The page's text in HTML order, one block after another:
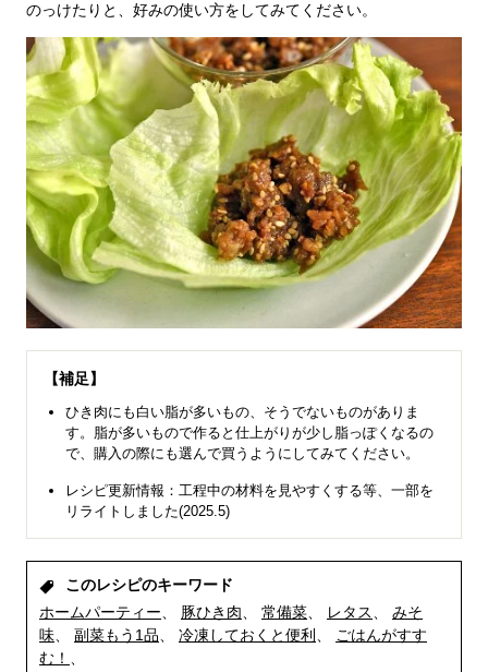
のっけたりと、好みの使い方をしてみてください。
【補足】
ひき肉にも白い脂が多いもの、そうでないものがありま
す。脂が多いもので作ると仕上がりが少し脂っぽくなるの
で、購入の際にも選んで買うようにしてみてください。
レシピ更新情報：工程中の材料を見やすくする等、一部を
リライトしました(2025.5)
このレシピのキーワード
ホームパーティー
豚ひき肉 常備菜 レタス
みそ
味
副菜もう1品 冷凍しておくと便利
ごはんがすす
む！